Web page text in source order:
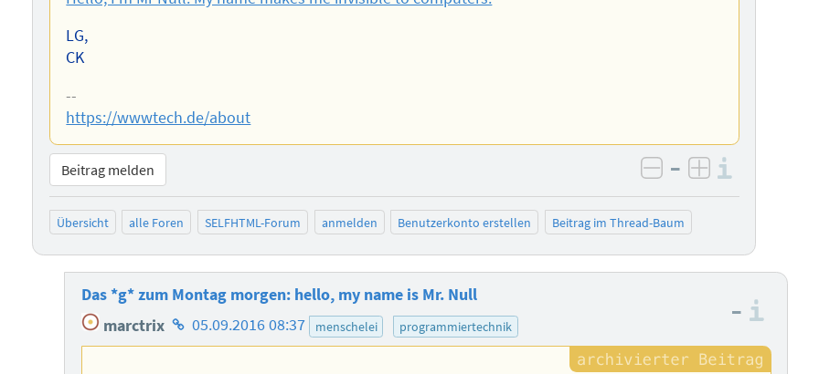
LG,
CK
--
https://wwwtech.de/about
Beitrag melden negativ bewerten
– positiv
Übersicht alle Foren SELFHTML-Forum anmelden Benutzerkonto erstellen Beitrag im Thread-Baum
Das *g* zum Montag morgen: hello, my name is Mr. Null
marctrix Homepage
des
05.09.2016 08:37 menschelei programmiertechnik
–